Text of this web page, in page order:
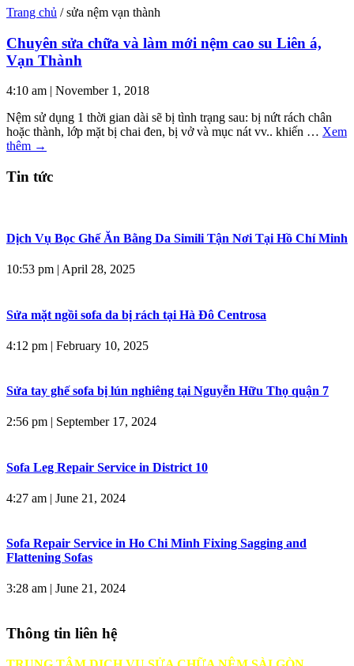
Trang chủ /sửa nệm vạn thành
Chuyên sửa chữa và làm mới nệm cao su Liên á,
Vạn Thành
4:10 am | November 1, 2018
Nệm sử dụng 1 thời gian dài sẽ bị tình trạng sau: bị nứt rách chân
hoặc thành, lớp mặt bị chai đen, bị vở và mục nát vv.. khiến … Xem
thêm →
Tin tức
Dịch Vụ Bọc Ghế Ăn Bằng Da Simili Tận Nơi Tại Hồ Chí Minh
10:53 pm | April 28, 2025
Sửa mặt ngồi sofa da bị rách tại Hà Đô Centrosa
4:12 pm | February 10, 2025
Sửa tay ghế sofa bị lún nghiêng tại Nguyễn Hữu Thọ quận 7
2:56 pm | September 17, 2024
Sofa Leg Repair Service in District 10
4:27 am | June 21, 2024
Sofa Repair Service in Ho Chi Minh Fixing Sagging and
Flattening Sofas
3:28 am | June 21, 2024
Thông tin liên hệ